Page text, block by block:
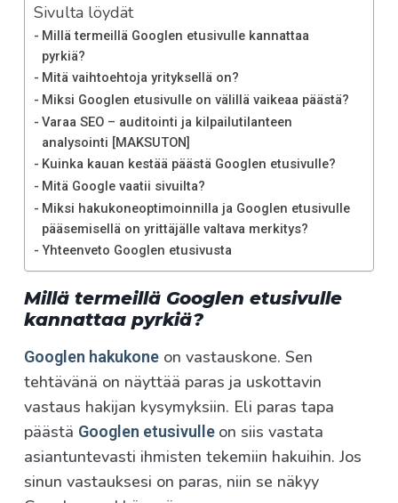
Sivulta löydät
Millä termeillä Googlen etusivulle kannattaa
pyrkiä?
Mitä vaihtoehtoja yrityksellä on?
Miksi Googlen etusivulle on välillä vaikeaa päästä?
Varaa SEO – auditointi ja kilpailutilanteen
analysointi [MAKSUTON]
Kuinka kauan kestää päästä Googlen etusivulle?
Mitä Google vaatii sivuilta?
Miksi hakukoneoptimoinnilla ja Googlen etusivulle
pääsemisellä on yrittäjälle valtava merkitys?
Yhteenveto Googlen etusivusta
Millä termeillä Googlen etusivulle
kannattaa pyrkiä?
Googlen hakukone on vastauskone. Sen
tehtävänä on näyttää paras ja uskottavin
vastaus hakijan kysymyksiin. Eli paras tapa
päästä Googlen etusivulle on siis vastata
asiantuntevasti ihmisten tekemiin hakuihin. Jos
sinun vastauksesi on paras, niin se näkyy